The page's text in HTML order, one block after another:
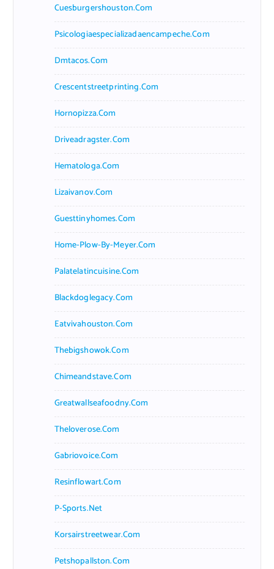
Cuesburgershouston.com
Psicologiaespecializadaencampeche.com
Dmtacos.com
Crescentstreetprinting.com
Hornopizza.com
Driveadragster.com
Hematologa.com
Lizaivanov.com
Guesttinyhomes.com
Home-Plow-By-Meyer.com
Palatelatincuisine.com
Blackdoglegacy.com
Eatvivahouston.com
Thebigshowok.com
Chimeandstave.com
Greatwallseafoodny.com
Theloverose.com
Gabriovoice.com
Resinflowart.com
P-Sports.net
Korsairstreetwear.com
Petshopallston.com